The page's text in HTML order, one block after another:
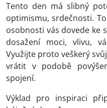
Tento den má slibný
optimismu, srdečnosti.
osobnosti vás dovede ke
dosažení moci, vlivu,
Využijte proto veškerý
vrátit v podobě
spojení.
Výklad pro inspiraci